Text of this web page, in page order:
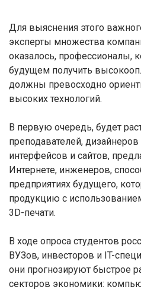
Для выяснения этого
эксперты множества
оказалось, профессионалы,
будущем получить
должны превосходно
высоких технологий.
В первую очередь, будет
преподавателей,
интерфейсов и сайтов,
Интернете, инженеров,
предприятиях будущего,
продукцию с
3D-печати.
В ходе опроса студентов
ВУЗов, инвесторов и IT-
они прогнозируют быстрое
секторов экономики: